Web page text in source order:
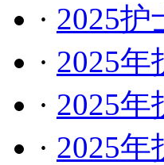
· 2025
· 2025
· 2025
· 2025